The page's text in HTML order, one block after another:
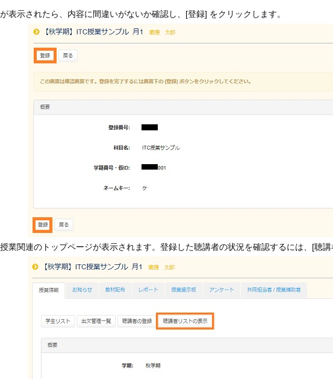
表示されたら、内容に間違いがないか確認し、[登録] をクリックします。
業関連のトップページが表示されます。登録した聴講者の状況を確認するには、[聴講